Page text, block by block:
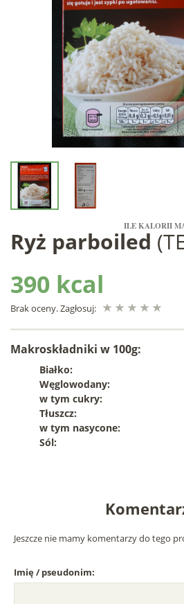
ILE KALORII
Ryż parboiled
390 kcal
Brak oceny. Zagłosuj:
Makroskładniki w 100g:
Białko:
Węglowodany:
w tym cukry:
Tłuszcz:
w tym nasycone:
Sól:
Jeszcze nie mamy komentarzy do tego
Imię / pseudonim: